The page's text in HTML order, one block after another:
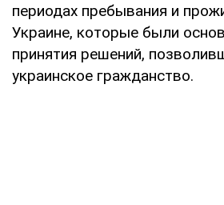
периодах пребывания и
Украине, которые были
принятия решений,
украинское гражданство.